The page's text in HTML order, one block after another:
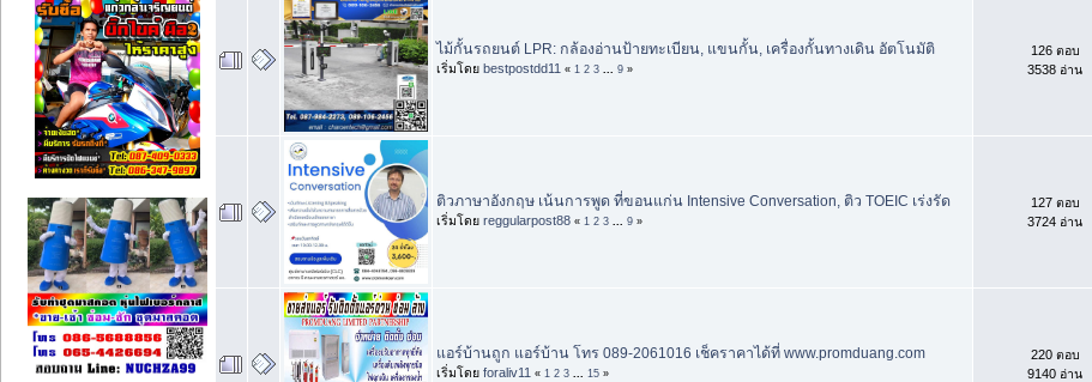
ไม้กั้นรถยนต์ LPR: กล้องอ่านป้ายทะเบียน, แขนกั้น, เครื่องกั้นทางเดิน อัตโนมัติ
เริ่มโดย bestpostdd11 « 1 2 3 9 »
126 ตอบ
3538 อ่าน
ติวภาษาอังกฤษ เน้นการพูด ที่ขอนแก่น Intensive Conversation, ติว TOEIC เร่งรัด
เริ่มโดย reggularpost88 « 1 2 3 9 »
127 ตอบ
3724 อ่าน
แอร์บ้านถูก แอร์บ้าน โทร 089-2061016 เช็คราคาได้ที่ www.promduang.com
เริ่มโดย foraliv11 « 1 2 3 15 »
220 ตอบ
9140 อ่าน